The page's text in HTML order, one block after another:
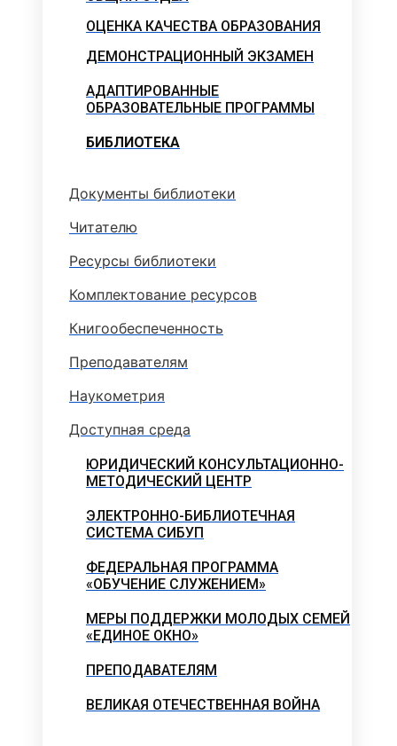
ОЦЕНКА КАЧЕСТВА ОБРАЗОВАНИЯ
ДЕМОНСТРАЦИОННЫЙ ЭКЗАМЕН
АДАПТИРОВАННЫЕ
ОБРАЗОВАТЕЛЬНЫЕ ПРОГРАММЫ
БИБЛИОТЕКА
Документы библиотеки
Читателю
Ресурсы библиотеки
Комплектование ресурсов
Книгообеспеченность
Преподавателям
Наукометрия
Доступная среда
ЮРИДИЧЕСКИЙ КОНСУЛЬТАЦИОННО-
МЕТОДИЧЕСКИЙ ЦЕНТР
ЭЛЕКТРОННО-БИБЛИОТЕЧНАЯ
СИСТЕМА СИБУП
ФЕДЕРАЛЬНАЯ ПРОГРАММА
«ОБУЧЕНИЕ СЛУЖЕНИЕМ»
МЕРЫ ПОДДЕРЖКИ МОЛОДЫХ СЕМЕЙ
«ЕДИНОЕ ОКНО»
ПРЕПОДАВАТЕЛЯМ
ВЕЛИКАЯ ОТЕЧЕСТВЕННАЯ ВОЙНА